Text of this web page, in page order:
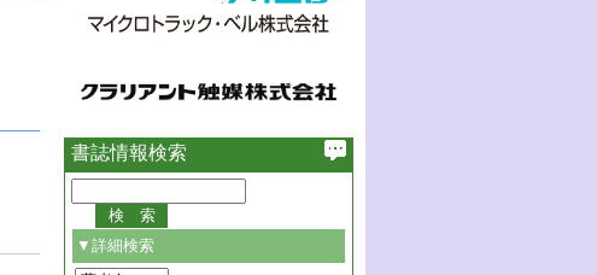
書誌情報検索
▼詳細検索